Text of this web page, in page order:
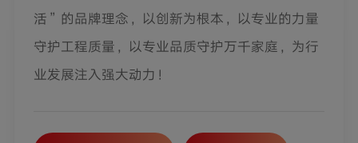
活 ” 的品牌理念，以创新为根本，以专业的力量
守护工程质量，以专业品质守护万千家庭，为行
业发展注入强大动力！